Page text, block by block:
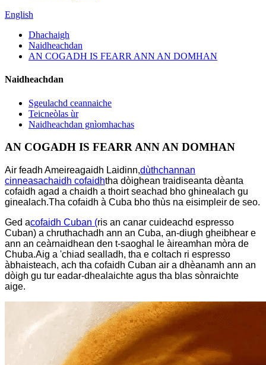
English
Dhachaigh
Naidheachdan
AN COGADH IS FEARR ANN AN DOMHAN
Naidheachdan
Sgeulachd ceannaiche
Teicneòlas ùr
Naidheachdan gnìomhachas
AN COGADH IS FEARR ANN AN DOMHAN
Air feadh Ameireagaidh Laidinn,dùthchannan
cinneasachaidh cofaidhtha dòighean traidiseanta dèanta
cofaidh agad a chaidh a thoirt seachad bho ghinealach gu
ginealach.Tha cofaidh à Cuba bho thùs na eisimpleir de seo.
Ged acofaidh Cuban (ris an canar cuideachd espresso
Cuban) a chruthachadh ann an Cuba, an-diugh gheibhear e
ann an ceàrnaidhean den t-saoghal le àireamhan mòra de
Chuba.Aig a 'chiad sealladh, tha e coltach ri espresso
àbhaisteach, ach tha cofaidh Cuban air a dhèanamh ann an
dòigh gu tur eadar-dhealaichte agus tha blas sònraichte
aige.